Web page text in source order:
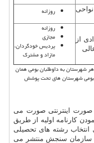
روزانه
از
روزانه
مجازی
پردیس خودگردان،
مازاد و مشترک
هر شهرستان به داوطلبان بومی همان
بومی شهرستان های تحت پوشش
صورت اینترنتی صورت می
کارنامه اولیه از طریق
رشته های تحصیلی
سازمان سنجش منتشر می